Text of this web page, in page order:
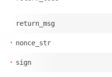
return_msg
nonce_str
sign